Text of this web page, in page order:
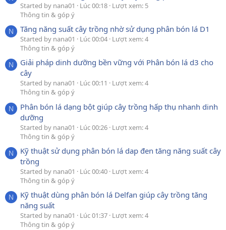
Started by nana01 Lúc 00:18 Lượt xem: 5
Thông tin & góp ý
N Tăng năng suất cây trồng nhờ sử dụng phân bón lá D1
Started by nana01 Lúc 00:04 Lượt xem: 4
Thông tin & góp ý
N
Giải pháp dinh dưỡng bền vững với Phân bón lá d3 cho
cây
Started by nana01 Lúc 00:11
Lượt xem: 4
Thông tin & góp ý
N
Phân bón lá dạng bột giúp cây trồng hấp thụ nhanh dinh
dưỡng
Started by nana01 Lúc 00:26 Lượt xem: 4
Thông tin & góp ý
N
Kỹ thuật sử dụng phân bón lá dap đen tăng năng suất cây
trồng
Started by nana01 Lúc 00:40 Lượt xem: 4
Thông tin & góp ý
N
Kỹ thuật dùng phân bón lá Delfan giúp cây trồng tăng
năng suất
Started by nana01 Lúc 01:37 Lượt xem: 4
Thông tin & góp ý